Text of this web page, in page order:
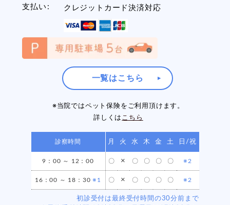
支払い
クレジットカード決済対応
一覧はこちら
※当院ではペット保険をご利用頂けます。
詳しくは こちら
診察時間 月 火 水 木 金 土 日/祝
9：00 ～ 12：00 〇 × 〇 〇 〇 〇 ※2
16：00 ～ 18：30※1 〇 × 〇 〇 〇 〇 ※2
初診受付は最終受付時間の30分前まで